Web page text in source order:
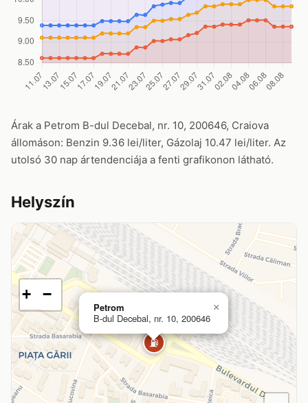
Árak a Petrom B-dul Decebal, nr. 10, 200646, Craiova
állomáson: Benzin 9.36 lei/liter, Gázolaj 10.47 lei/liter. Az
utolsó 30 nap ártendenciája a fenti grafikonon látható.
Helyszín
⛽
Petrom
B-dul Decebal, nr. 10, 200646
×
+ −